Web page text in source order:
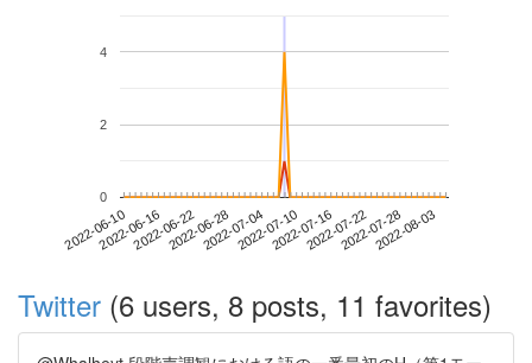
2022-06-102022-06-162022-06-222022-06-282022-07-042022-07-102022-07-162022-07-222022-07-282022-08-03
0
2
4
Twitter (6 users, 8 posts, 11 favorites)